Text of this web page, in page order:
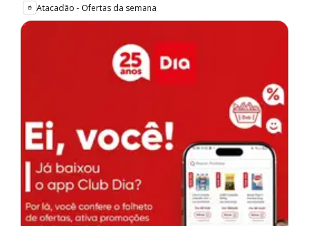
Atacadão - Ofertas da semana